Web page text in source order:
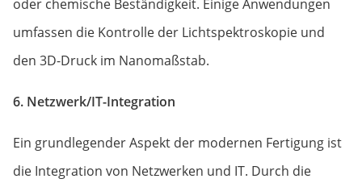
oder chemische Beständigkeit. Einige Anwendungen
umfassen die Kontrolle der Lichtspektroskopie und
den 3D-Druck im Nanomaßstab.
6. Netzwerk/IT-Integration
Ein grundlegender Aspekt der modernen Fertigung ist
die Integration von Netzwerken und IT. Durch die